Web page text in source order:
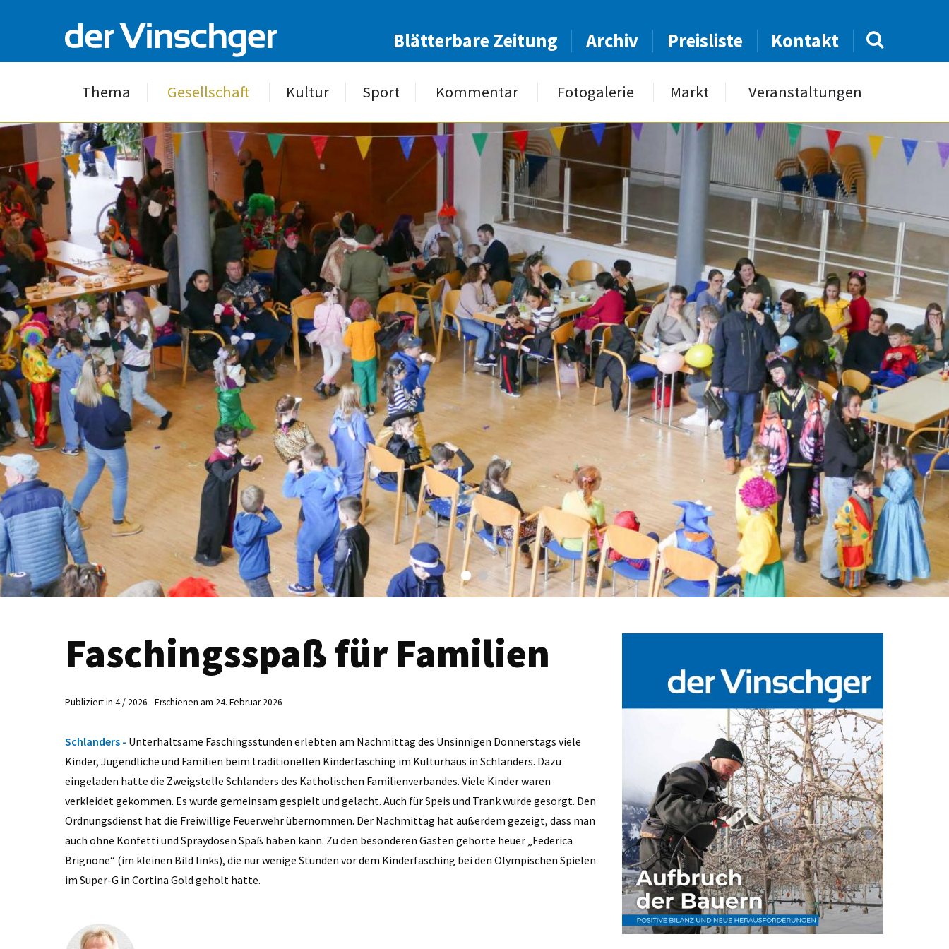
Blätterbare Zeitung Archiv Preisliste Kontakt
Thema Gesellschaft Kultur Sport Kommentar Fotogalerie Markt Veranstaltungen
Faschingsspaß für Familien
Publiziert in 4 / 2026 - Erschienen am 24. Februar 2026
Schlanders - Unterhaltsame Faschingsstunden erlebten am Nachmittag des Unsinnigen Donnerstags viele
Kinder, Jugendliche und Familien beim traditionellen Kinderfasching im Kulturhaus in Schlanders. Dazu
eingeladen hatte die Zweigstelle Schlanders des Katholischen Familienverbandes. Viele Kinder waren
verkleidet gekommen. Es wurde gemeinsam gespielt und gelacht. Auch für Speis und Trank wurde gesorgt. Den
Ordnungsdienst hat die Freiwillige Feuerwehr übernommen. Der Nachmittag hat außerdem gezeigt, dass man
auch ohne Konfetti und Spraydosen Spaß haben kann. Zu den besonderen Gästen gehörte heuer „Federica
Brignone“ (im kleinen Bild links), die nur wenige Stunden vor dem Kinderfasching bei den Olympischen Spielen
im Super-G in Cortina Gold geholt hatte.